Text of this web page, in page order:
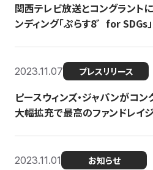
関西テレビ放送とコングラント
ンディング「ぷらす8゛for SDGs
2023.11.07 プレスリリース
ピースウィンズ・ジャパンがコ
大幅拡充で最高のファンドレイ
2023.11.01 お知らせ